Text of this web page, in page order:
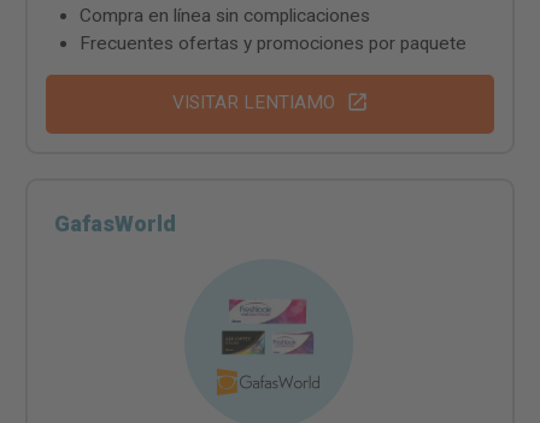
Compra en línea sin complicaciones
Frecuentes ofertas y promociones por paquete
VISITAR LENTIAMO
GafasWorld